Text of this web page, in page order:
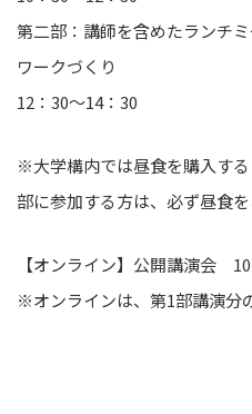
第二部：講師を含めたランチ
ワークづくり
12：30～14：30
※大学構内では昼食を購入す
部に参加する方は、必ず昼食を
【オンライン】公開講演会
※オンラインは、第1部講演分